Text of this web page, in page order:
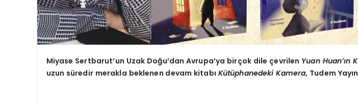
Miyase Sertbarut’un Uzak Doğu’dan Avrupa’ya birçok dile çevrilen Yuan Huan’ın
uzun süredir merakla beklenen devam kitabı Kütüphanedeki Kamera, Tudem